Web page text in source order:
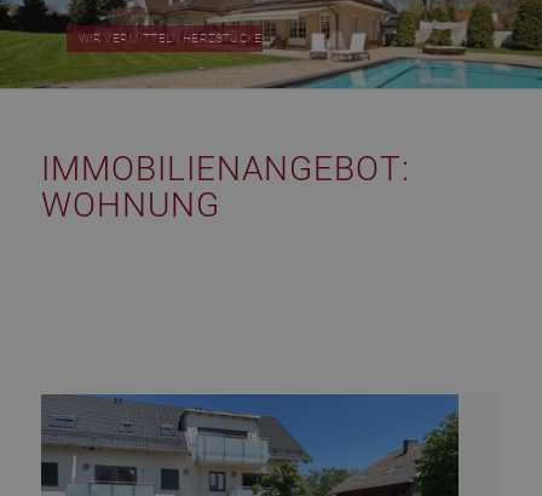
WIR VERMITTELN HERZSTÜCKE!
IMMOBILIEN­ANGEBOT:
WOHNUNG